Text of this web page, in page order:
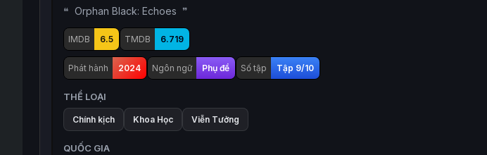
Orphan Black: Echoes
IMDB 6.5 TMDB 6.719
Phát hành 2024 Ngôn ngữ Phụ đề Số tập Tập 9/10
THỂ LOẠI
Chính kịch Khoa Học Viễn Tưởng
QUỐC GIA